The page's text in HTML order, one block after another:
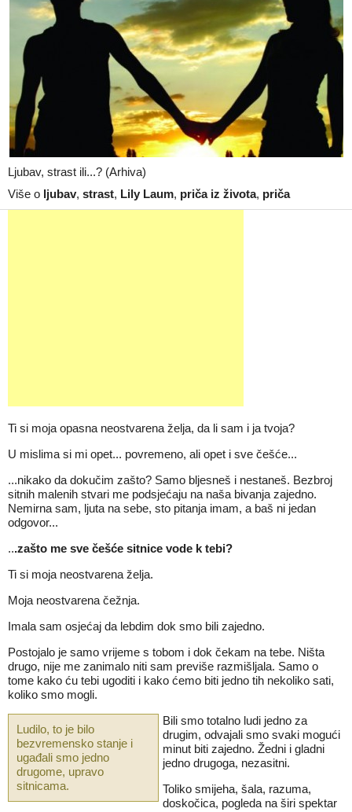
Ljubav, strast ili...? (Arhiva)
Više o ljubav, strast, Lily Laum, priča iz života, priča
Ti si moja opasna neostvarena želja, da li sam i ja tvoja?
U mislima si mi opet... povremeno, ali opet i sve češće...
...nikako da dokučim zašto? Samo bljesneš i nestaneš. Bezbroj
sitnih malenih stvari me podsjećaju na naša bivanja zajedno.
Nemirna sam, ljuta na sebe, sto pitanja imam, a baš ni jedan
odgovor...
...zašto me sve češće sitnice vode k tebi?
Ti si moja neostvarena želja.
Moja neostvarena čežnja.
Imala sam osjećaj da lebdim dok smo bili zajedno.
Postojalo je samo vrijeme s tobom i dok čekam na tebe. Ništa
drugo, nije me zanimalo niti sam previše razmišljala. Samo o
tome kako ću tebi ugoditi i kako ćemo biti jedno tih nekoliko sati,
koliko smo mogli.
Ludilo, to je bilo
bezvremensko stanje i
ugađali smo jedno
drugome, upravo
sitnicama.
Bili smo totalno ludi jedno za
drugim, odvajali smo svaki mogući
minut biti zajedno. Žedni i gladni
jedno drugoga, nezasitni.
Toliko smijeha, šala, razuma,
doskočica, pogleda na širi spektar